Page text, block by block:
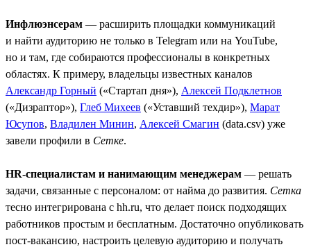
Инфлюэнсерам — расширить площадки коммуникаций
и найти аудиторию не только в Telegram или на YouTube,
но и там, где собираются профессионалы в конкретных
областях. К примеру, владельцы известных каналов
Александр Горный («Стартап дня»), Алексей Подклетнов
(«Дизраптор»), Глеб Михеев («Уставший техдир»), Марат
Юсупов, Владилен Минин, Алексей Смагин (data.csv) уже
завели профили в Сетке.
HR-специалистам и нанимающим менеджерам — решать
задачи, связанные с персоналом: от найма до развития. Сетка
тесно интегрирована с hh.ru, что делает поиск подходящих
работников простым и бесплатным. Достаточно опубликовать
пост-вакансию, настроить целевую аудиторию и получать